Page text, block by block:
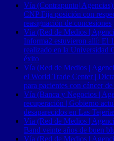
Vía (Contrapunto|
CNP Fija posición con
reasignación de concesiones
Vía (Red de Medios |
Informa2 estuvieron allí: El
realizado en la Universidad
éxito
Vía (Red de Medios |
el World Trade Center |
para pacientes con cáncer
Vía (Banca y Negocios |
recuperación | Gobierno
desaparecidos en Las
Vía (Red de Medios |
Band veinte años de buen
Vía (Red de Medios |